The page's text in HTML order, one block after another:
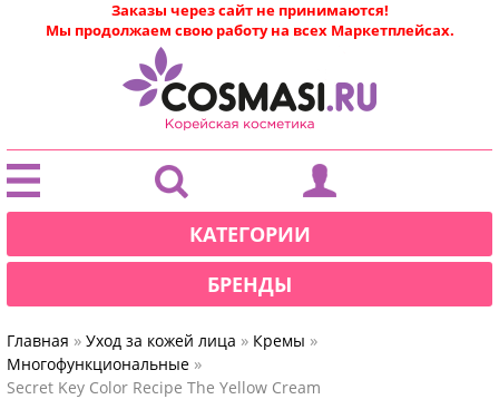
|
Заказы через сайт не принимаются!
Мы продолжаем свою работу на всех Маркетплейсах.
КАТЕГОРИИ
БРЕНДЫ
Главная » Уход за кожей лица » Кремы »
Многофункциональные »
Secret Key Color Recipe The Yellow Cream